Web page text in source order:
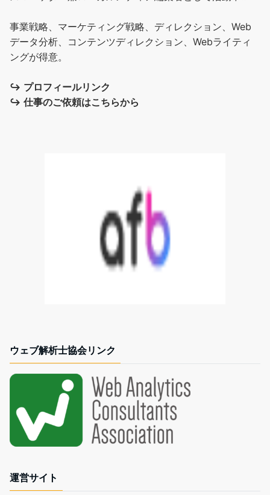
事業戦略、マーケティング戦略、ディレクション、Web
データ分析、コンテンツディレクション、Webライティ
ングが得意。
↪︎ プロフィールリンク
↪︎ 仕事のご依頼はこちらから
ウェブ解析士協会リンク
運営サイト